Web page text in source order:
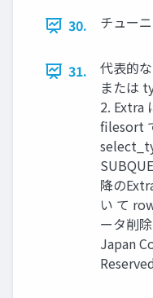
30. チュー
31.
代表的
または
2. Extra
filesort
降の
い て
ータ削
Japan